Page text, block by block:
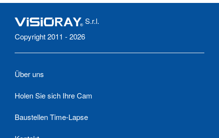
S.r.l.
Copyright 2011 - 2026
Über uns
Holen Sie sich Ihre Cam
Baustellen Time-Lapse